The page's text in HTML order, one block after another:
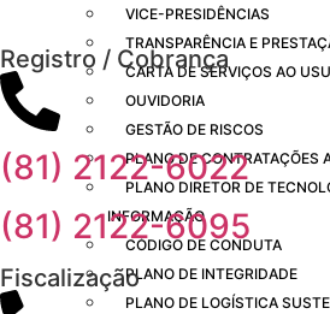
VICE-PRESIDÊNCIAS
TRANSPARÊNCIA E
CARTA DE SERVIÇOS AO
OUVIDORIA
GESTÃO DE RISCOS
PLANO DE CONTRATAÇÕES
PLANO DIRETOR DE
INFORMAÇÃO
CÓDIGO DE CONDUTA
PLANO DE INTEGRIDADE
PLANO DE LOGÍSTICA
Registro / Cobrança
(81) 2122-6022
(81) 2122-6095
Fiscalização